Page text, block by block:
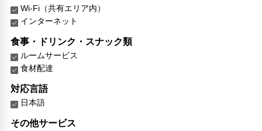
Wi-Fi（共有エリア内）
インターネット
食事・ドリンク・スナック類
ルームサービス
食材配達
対応言語
日本語
その他サービス